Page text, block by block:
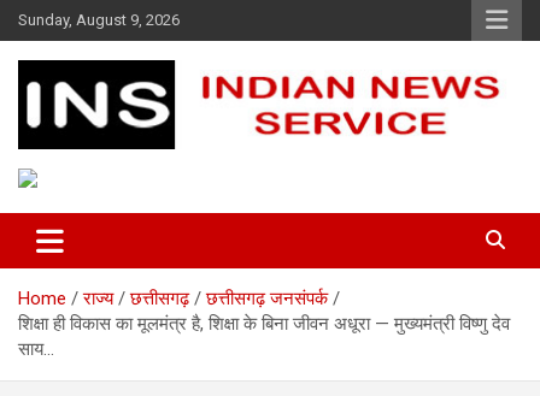
Skip
to
content
Sunday, August 9, 2026
Indian News Service
Home राज्य छत्तीसगढ़
छत्तीसगढ़ जनसंपर्क
शिक्षा ही विकास का मूलमंत्र है, शिक्षा के बिना जीवन अधूरा — मुख्यमंत्री विष्णु देव
साय…